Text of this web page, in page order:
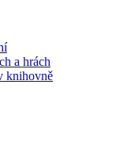
a hrách
knihovně